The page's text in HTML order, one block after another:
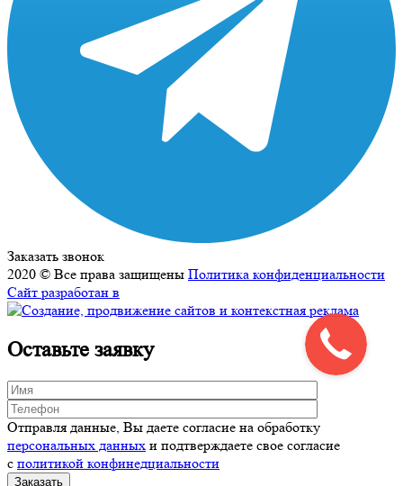
Заказать звонок
2020 © Все права защищены Политика конфиденциальности
Сайт разработан в
Оставьте заявку
Отправля данные, Вы даете согласие на обработку
персональных данных и подтверждаете свое согласие
с политикой конфинедциальности